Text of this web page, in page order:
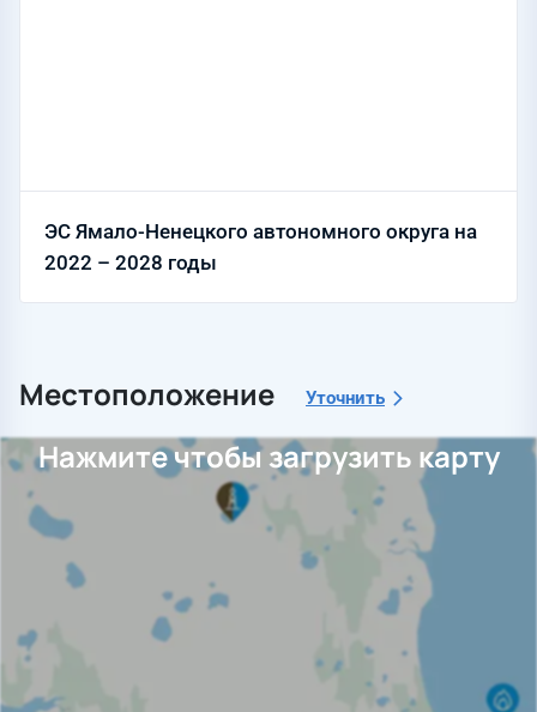
ЭС Ямало-Ненецкого автономного округа на
2022 – 2028 годы
Местоположение Уточнить
Нажмите чтобы загрузить карту